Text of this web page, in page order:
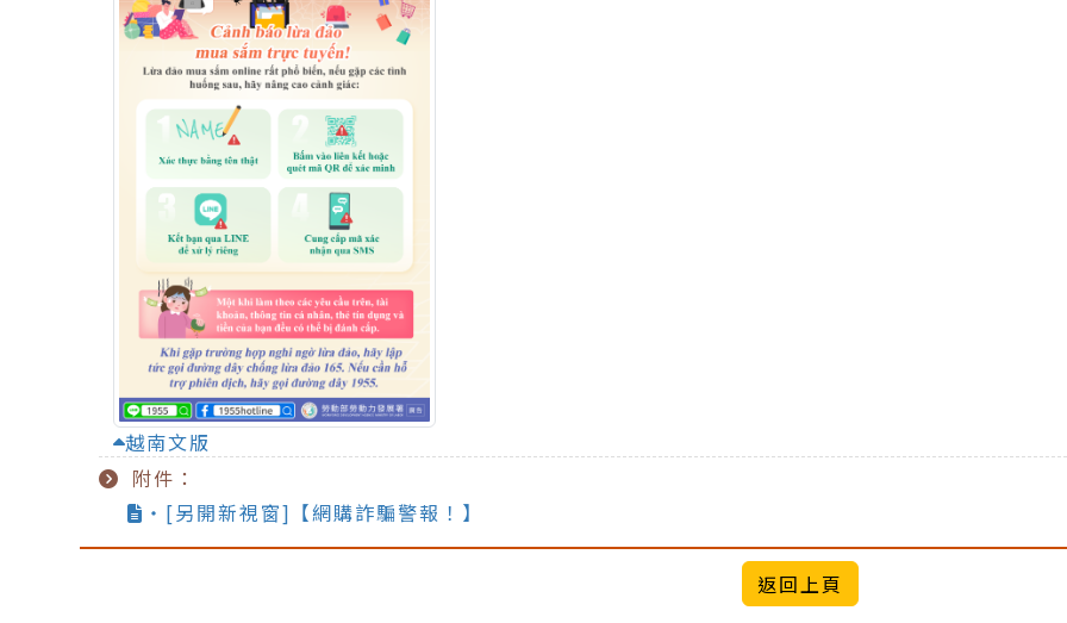
越南文版
附件：
‧[另開新視窗]【網購詐騙警報！】